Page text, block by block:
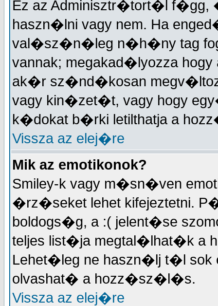
Ez az Adminisztr�tort�l f�gg,
haszn�lni vagy nem. Ha
val�sz�n�leg n�h�ny tag
vannak; megakad�lyozza
ak�r sz�nd�kosan
vagy kin�zet�t, vagy hogy
k�dokat b�rki letilthatja a
Vissza az elej�re
Mik az emotikonok?
Smiley-k vagy m�sn�ven
�rz�seket lehet kifejeztetni.
boldogs�g, a :( jelent�se
teljes list�ja megtal�lhat�k
Lehet�leg ne haszn�lj t�l sok
olvashat� a hozz�sz�l�s.
Vissza az elej�re